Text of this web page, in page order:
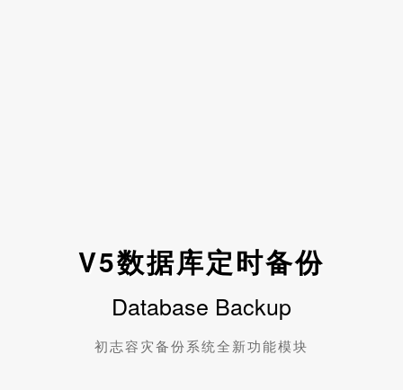
V5数据库定时备份
Database Backup
初志容灾备份系统全新功能模块